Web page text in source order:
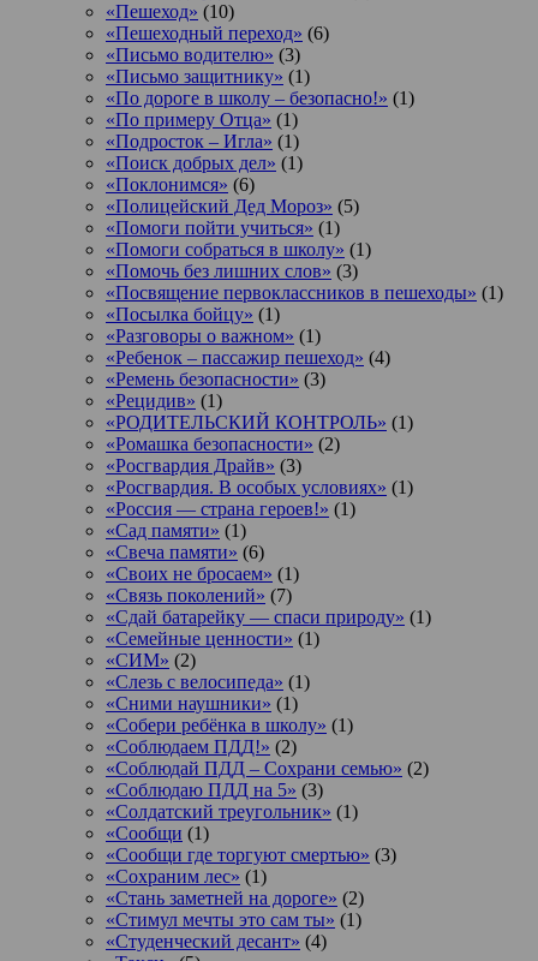
«Пешеход» (10)
«Пешеходный переход» (6)
«Письмо водителю» (3)
«Письмо защитнику» (1)
«По дороге в школу – безопасно!» (1)
«По примеру Отца» (1)
«Подросток ‒ Игла» (1)
«Поиск добрых дел» (1)
«Поклонимся» (6)
«Полицейский Дед Мороз» (5)
«Помоги пойти учиться» (1)
«Помоги собраться в школу» (1)
«Помочь без лишних слов» (3)
«Посвящение первоклассников в пешеходы» (1)
«Посылка бойцу» (1)
«Разговоры о важном» (1)
«Ребенок – пассажир пешеход» (4)
«Ремень безопасности» (3)
«Рецидив» (1)
«РОДИТЕЛЬСКИЙ КОНТРОЛЬ» (1)
«Ромашка безопасности» (2)
«Росгвардия Драйв» (3)
«Росгвардия. В особых условиях» (1)
«Россия — страна героев!» (1)
«Сад памяти» (1)
«Свеча памяти» (6)
«Своих не бросаем» (1)
«Связь поколений» (7)
«Сдай батарейку — спаси природу» (1)
«Семейные ценности» (1)
«СИМ» (2)
«Слезь с велосипеда» (1)
«Сними наушники» (1)
«Собери ребёнка в школу» (1)
«Соблюдаем ПДД!» (2)
«Соблюдай ПДД – Сохрани семью» (2)
«Соблюдаю ПДД на 5» (3)
«Солдатский треугольник» (1)
«Сообщи (1)
«Сообщи где торгуют смертью» (3)
«Сохраним лес» (1)
«Стань заметней на дороге» (2)
«Стимул мечты это сам ты» (1)
«Студенческий десант» (4)